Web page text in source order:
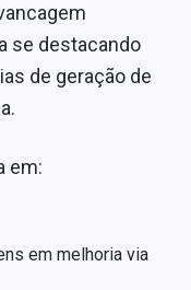
se destacando
de geração de
em:
em melhoria via